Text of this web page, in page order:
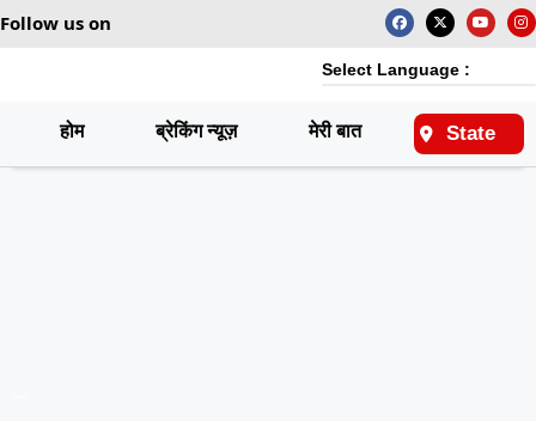
Follow us on
Select Language :
होम ब्रेकिंग न्यूज़ मेरी बात राष्ट्रीय
State